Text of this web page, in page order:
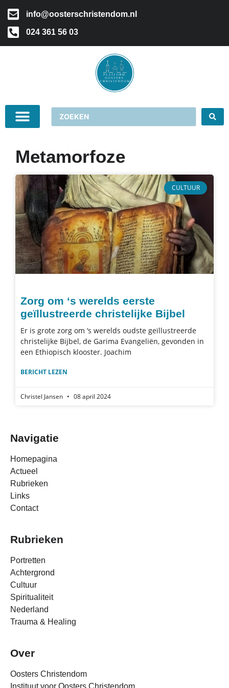
info@oosterschristendom.nl
024 361 56 03
Metamorfoze
CULTUUR
Zorg om ‘s werelds eerste
geïllustreerde christelijke Bijbel
Er is grote zorg om ‘s werelds oudste geïllustreerde
christelijke Bijbel, de Garima Evangeliën, gevonden in
een Ethiopisch klooster. Joachim
BERICHT LEZEN
Christel Jansen 08 april 2024
Navigatie
Homepagina
Actueel
Rubrieken
Links
Contact
Rubrieken
Portretten
Achtergrond
Cultuur
Spiritualiteit
Nederland
Trauma & Healing
Over
Oosters Christendom
Instituut voor Oosters Christendom